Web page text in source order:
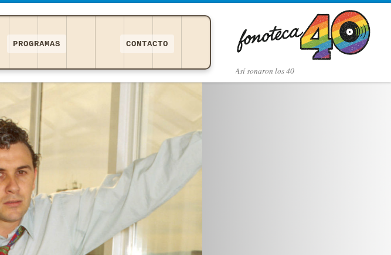
Así­ sonaron los 40
PROGRAMAS CONTACTO